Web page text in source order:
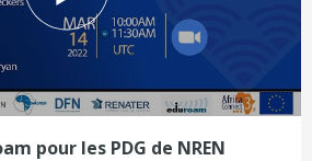
pour les PDG de NREN